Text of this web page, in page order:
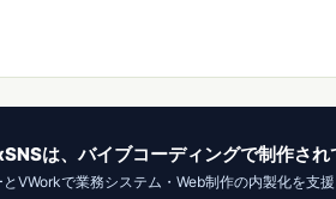
は、バイブコーディングで制作され
VWorkで業務システム・Web制作の内製化を支援